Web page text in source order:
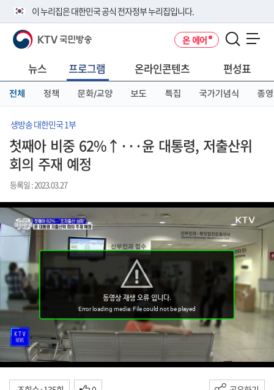
이 누리집은 대한민국 공식 전자정부 누리집입니다.
공식 누리집 주소 확인하기
니다.
이밖에 or.kr 또는 .kr등 다른 도메인 주소를 사용하고 있다면 아래 URL에
서 도메인 주소를 확인해 보세요
KTV 국민방송 온 에어
뉴스 프로그램 온라인콘텐츠 편성표
전체 정책 문화/교양 보도 특집 국가기념식 종영
생방송 대한민국 1부
첫째아 비중 62%↑···윤 대통령, 저출산위
회의 주재 예정
등록일 : 2023.03.27